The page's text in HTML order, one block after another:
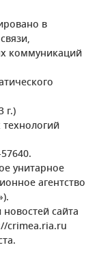
в
коммуникаций
г.)
унитарное
агентство
сайта
crimea.ria.ru